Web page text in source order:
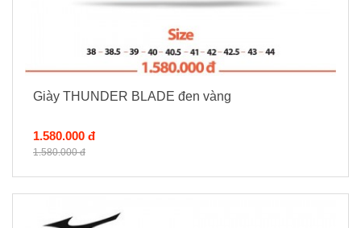
Giày THUNDER BLADE đen vàng
1.580.000 đ
1.580.000 đ